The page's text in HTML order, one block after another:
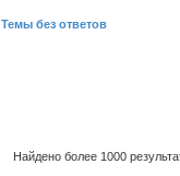
Темы без ответов
Найдено более 1000